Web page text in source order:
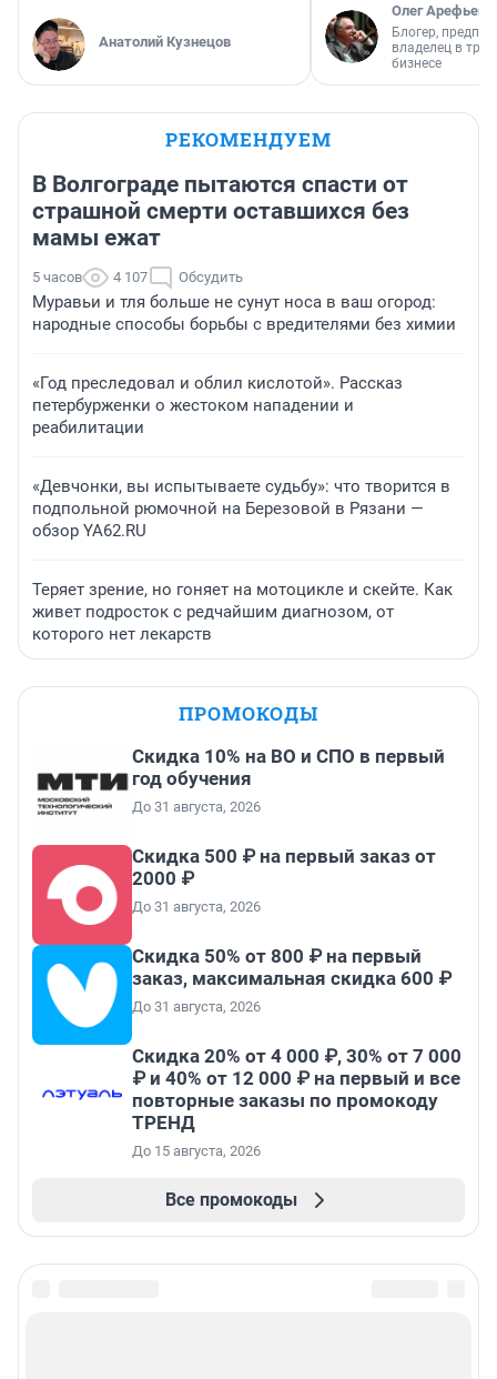
Анатолий Кузнецов
Олег Арефьев
Блогер,
владелец в
бизнесе
РЕКОМЕНДУЕМ
В Волгограде пытаются спасти от
страшной смерти оставшихся без
мамы ежат
5 часов 4 107 Обсудить
Муравьи и тля больше не сунут носа в ваш огород:
народные способы борьбы с вредителями без химии
«Год преследовал и облил кислотой». Рассказ
петербурженки о жестоком нападении и
реабилитации
«Девчонки, вы испытываете судьбу»: что творится в
подпольной рюмочной на Березовой в Рязани —
обзор YA62.RU
Теряет зрение, но гоняет на мотоцикле и скейте. Как
живет подросток с редчайшим диагнозом, от
которого нет лекарств
ПРОМОКОДЫ
Скидка 10% на ВО и СПО в первый
год обучения
До 31 августа, 2026
Скидка 500 ₽ на первый заказ от
2000 ₽
До 31 августа, 2026
Скидка 50% от 800 ₽ на первый
заказ, максимальная скидка 600 ₽
До 31 августа, 2026
Скидка 20% от 4 000 ₽, 30% от 7 000
₽ и 40% от 12 000 ₽ на первый и все
повторные заказы по промокоду
ТРЕНД
До 15 августа, 2026
Все промокоды